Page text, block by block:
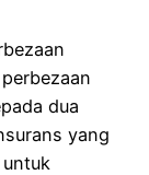
dua
yang